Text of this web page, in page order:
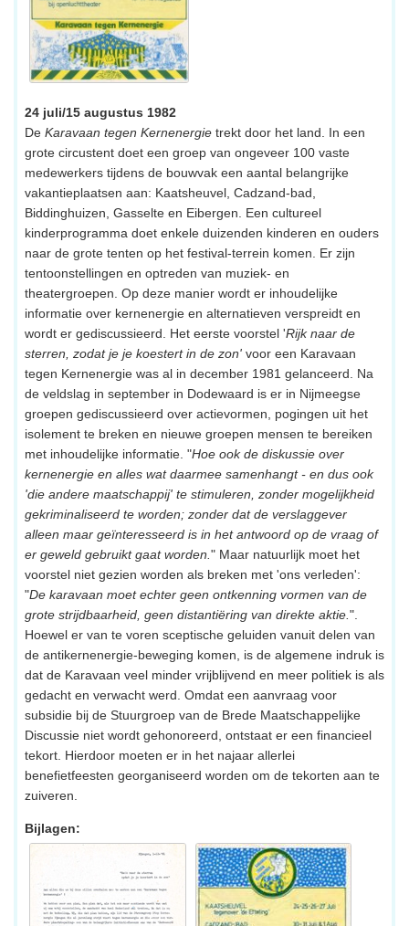
24 juli/15 augustus 1982
De Karavaan tegen Kernenergie trekt door het land. In een
grote circustent doet een groep van ongeveer 100 vaste
medewerkers tijdens de bouwvak een aantal belangrijke
vakantieplaatsen aan: Kaatsheuvel, Cadzand-bad,
Biddinghuizen, Gasselte en Eibergen. Een cultureel
kinderprogramma doet enkele duizenden kinderen en ouders
naar de grote tenten op het festival-terrein komen. Er zijn
tentoonstellingen en optreden van muziek- en
theatergroepen. Op deze manier wordt er inhoudelijke
informatie over kernenergie en alternatieven verspreidt en
wordt er gediscussieerd. Het eerste voorstel 'Rijk naar de
sterren, zodat je je koestert in de zon' voor een Karavaan
tegen Kernenergie was al in december 1981 gelanceerd. Na
de veldslag in september in Dodewaard is er in Nijmeegse
groepen gediscussieerd over actievormen, pogingen uit het
isolement te breken en nieuwe groepen mensen te bereiken
met inhoudelijke informatie. "Hoe ook de diskussie over
kernenergie en alles wat daarmee samenhangt - en dus ook
'die andere maatschappij' te stimuleren, zonder mogelijkheid
gekriminaliseerd te worden; zonder dat de verslaggever
alleen maar geïnteresseerd is in het antwoord op de vraag of
er geweld gebruikt gaat worden. " Maar natuurlijk moet het
voorstel niet gezien worden als breken met 'ons verleden':
"De karavaan moet echter geen ontkenning vormen van de
grote strijdbaarheid, geen distantiëring van direkte aktie. ".
Hoewel er van te voren sceptische geluiden vanuit delen van
de antikernenergie-beweging komen, is de algemene indruk is
dat de Karavaan veel minder vrijblijvend en meer politiek is als
gedacht en verwacht werd. Omdat een aanvraag voor
subsidie bij de Stuurgroep van de Brede Maatschappelijke
Discussie niet wordt gehonoreerd, ontstaat er een financieel
tekort. Hierdoor moeten er in het najaar allerlei
benefietfeesten georganiseerd worden om de tekorten aan te
zuiveren.
Bijlagen: